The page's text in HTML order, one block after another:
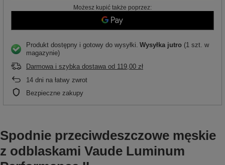
Możesz kupić także poprzez:
Produkt dostępny i gotowy do wysyłki Wysyłka jutro (1 szt. w
magazynie)
Darmowa i szybka dostawa od 119,00 zł
14 dni na łatwy zwrot
Bezpieczne zakupy
Spodnie przeciwdeszczowe męskie
z odblaskami Vaude Luminum